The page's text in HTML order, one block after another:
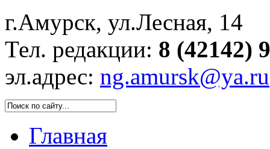
г.Амурск, ул.Лесная, 14
Тел. редакции: 8 (42142)
эл.адрес: ng.amursk@ya.ru
Главная